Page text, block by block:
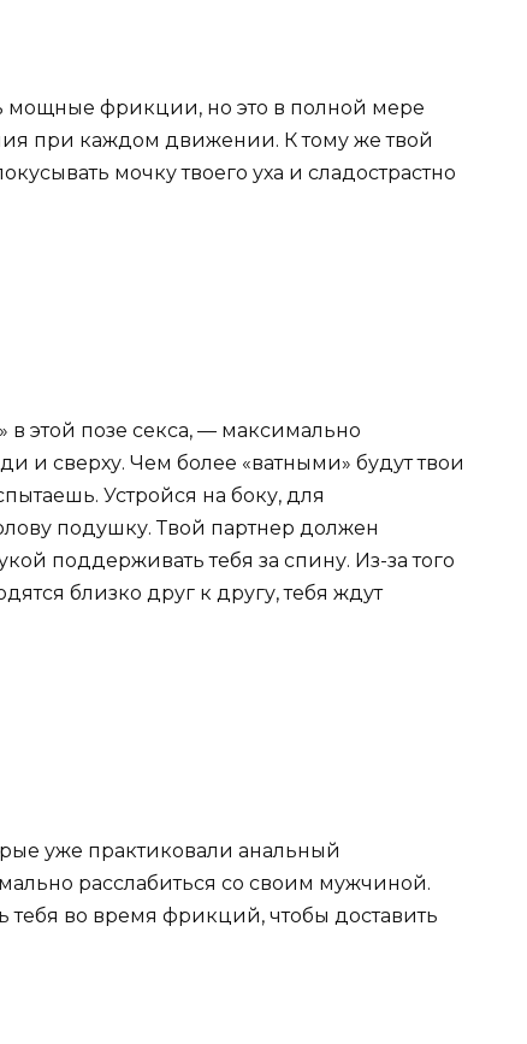
мощные фрикции, но это в полной мере
при каждом движении. К тому же твой
мочку твоего уха и сладострастно
в этой позе секса, — максимально
и сверху. Чем более «ватными» будут твои
Устройся на боку, для
подушку. Твой партнер должен
поддерживать тебя за спину. Из-за того
близко друг к другу, тебя ждут
уже практиковали анальный
расслабиться со своим мужчиной.
во время фрикций, чтобы доставить